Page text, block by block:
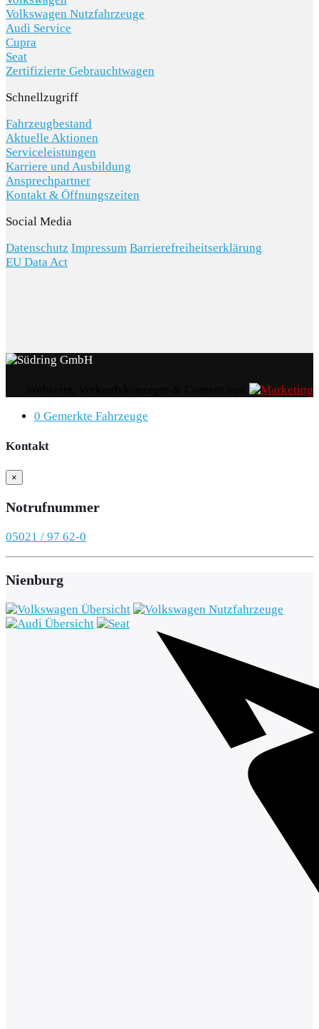
Volkswagen Nutzfahrzeuge
Audi Service
Cupra
Seat
Zertifizierte Gebrauchtwagen
Schnellzugriff
Fahrzeugbestand
Aktuelle Aktionen
Serviceleistungen
Karriere und Ausbildung
Ansprechpartner
Kontakt & Öffnungszeiten
Social Media
Datenschutz Impressum Barrierefreiheitserklärung
EU Data Act
0 Gemerkte Fahrzeuge
Kontakt
×
Notrufnummer
05021 / 97 62-0
Nienburg